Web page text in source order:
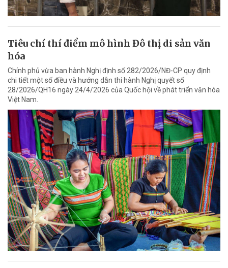
Tiêu chí thí điểm mô hình Đô thị di sản văn
hóa
Chính phủ vừa ban hành Nghị định số 282/2026/NĐ-CP quy định
chi tiết một số điều và hướng dẫn thi hành Nghị quyết số
28/2026/QH16 ngày 24/4/2026 của Quốc hội về phát triển văn hóa
Việt Nam.